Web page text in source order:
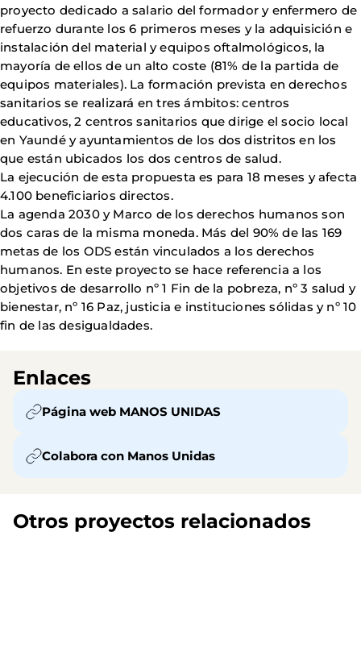
proyecto dedicado a salario del formador y enfermero de
refuerzo durante los 6 primeros meses y la adquisición e
instalación del material y equipos oftalmológicos, la
mayoría de ellos de un alto coste (81% de la partida de
equipos materiales). La formación prevista en derechos
sanitarios se realizará en tres ámbitos: centros
educativos, 2 centros sanitarios que dirige el socio local
en Yaundé y ayuntamientos de los dos distritos en los
que están ubicados los dos centros de salud.
La ejecución de esta propuesta es para 18 meses y afecta
4.100 beneficiarios directos.
La agenda 2030 y Marco de los derechos humanos son
dos caras de la misma moneda. Más del 90% de las 169
metas de los ODS están vinculados a los derechos
humanos. En este proyecto se hace referencia a los
objetivos de desarrollo nº 1 Fin de la pobreza, nº 3 salud y
bienestar, nº 16 Paz, justicia e instituciones sólidas y nº 10
fin de las desigualdades.
Enlaces
Página web MANOS UNIDAS
Colabora con Manos Unidas
Otros proyectos relacionados